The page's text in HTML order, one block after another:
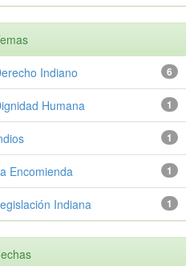
6
Indiano
1
Humana
1
1
Encomienda
1
Indiana